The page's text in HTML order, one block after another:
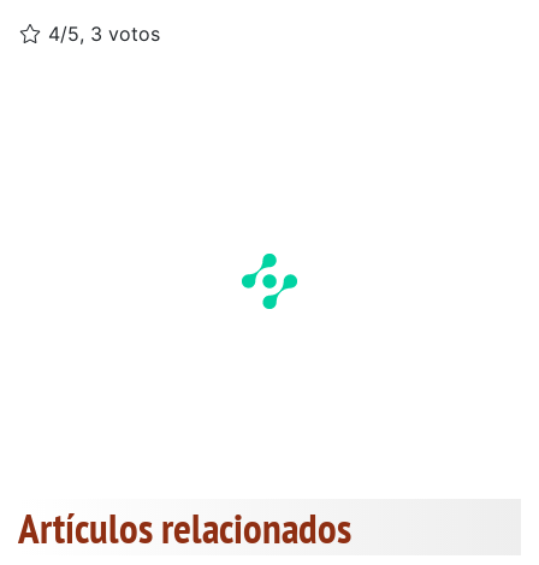
4/5, 3 votos
Artículos relacionados